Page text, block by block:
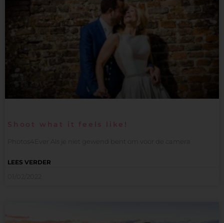
Shoot what it feels like!
Photos4Ever Als je niet gewend bent om voor de camera
LEES VERDER